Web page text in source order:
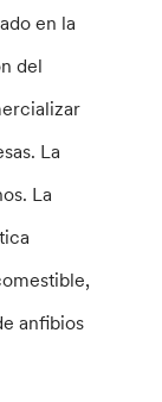
en la
del
La
La
anfibios